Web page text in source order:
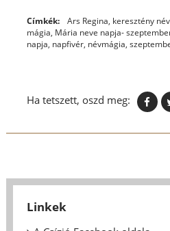
Címkék: Ars Regina, keresztény
mágia, Mária neve napja-
napja, napfivér, névmágia,
Ha tetszett, oszd meg:
Linkek